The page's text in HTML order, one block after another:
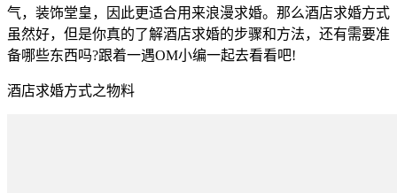
气，装饰堂皇，因此更适合用来浪漫求婚。那么酒店求婚方式
虽然好，但是你真的了解酒店求婚的步骤和方法，还有需要准
备哪些东西吗?跟着一遇OM小编一起去看看吧!
酒店求婚方式之物料